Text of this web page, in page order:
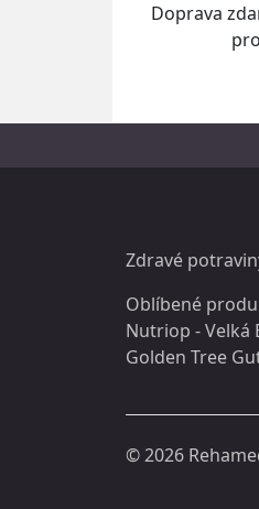
Doprava
Zdravé
Oblíbené
Nutriop - Velká
Golden Tree
© 2026